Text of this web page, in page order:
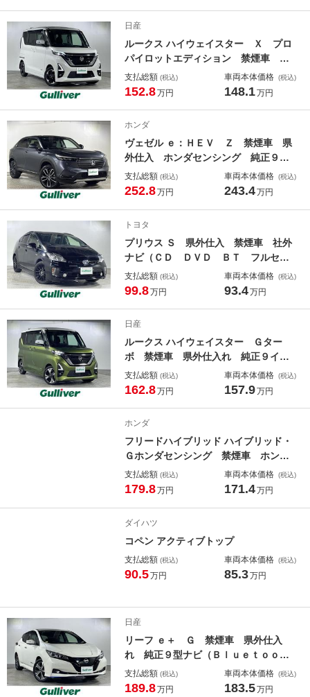
ニター
日産
ルークス ハイウェイスター Ｘ プロ
パイロットエディション 禁煙車 県
外仕入れ 純正９型ナビ（Ｂｌｕｅｔ
ｏｏｔｈ／ＣＤ／ＤＶＤ／ＦＭ／ＡＭ
ンシーブレーキ アラウンドビューモ
ニター
支払総額 (税込)
152.8万円
車両本体価格 (税込)
148.1万円
ホンダ
ヴェゼル ｅ：ＨＥＶ Ｚ 禁煙車 県
外仕入 ホンダセンシング 純正９型
ナビ（Ｂｌｕｅｔｏｏｔｈ／ＡＭ／Ｆ
Ｍ／フルセグＴＶ） バックカメラ
ト コーナーセンサー
支払総額 (税込)
252.8万円
車両本体価格 (税込)
243.4万円
トヨタ
プリウス Ｓ 県外仕入 禁煙車 社外
ナビ（ＣＤ ＤＶＤ ＢＴ フルセ
グ）バックモニター スマートキー
プッシュスタート ＥＴＣ ＬＥＤヘ
支払総額 (税込)
99.8万円
車両本体価格 (税込)
93.4万円
日産
ルークス ハイウェイスター Ｇター
ボ 禁煙車 県外仕入れ 純正９イン
チナビ【フルセグＴＶ／ＢＴ／ＡＭ・
ＦＭ】 アラウンドビューモニター
エマージェンシーブレーキ
支払総額 (税込)
162.8万円
車両本体価格 (税込)
157.9万円
ホンダ
フリードハイブリッド ハイブリッド・
Ｇホンダセンシング 禁煙車 ホンダ
センシング 純正ナビ（ＣＤ ＤＶ
Ｄ ＢＴ フルセグ）バックカメラ
トライト ＬＥＤヘッドライト シー
トヒーター
支払総額 (税込)
179.8万円
車両本体価格 (税込)
171.4万円
ダイハツ
コペン アクティブトップ
支払総額 (税込)
90.5万円
車両本体価格 (税込)
85.3万円
日産
リーフ ｅ＋ Ｇ 禁煙車 県外仕入
れ 純正９型ナビ（Ｂｌｕｅｔｏｏｔ
ｈ／ＣＤ／ＤＶＤ／ＦＭ／ＡＭ／フル
セグＴＶ）ＢＯＳＥ アラウンドビュ
支払総額 (税込)
189.8万円
車両本体価格 (税込)
183.5万円